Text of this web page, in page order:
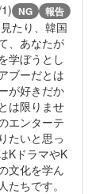
NG 報告
たり、韓国
、あなたが
学ぼうとし
ブーだとは
が好きだか
は限りませ
エンターテ
たいと思っ
KドラマやK
文化を学ん
ちです。